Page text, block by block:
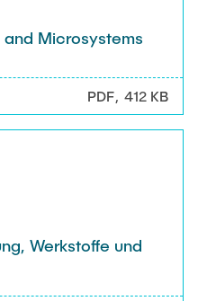
Microsystems
PDF 412 KB
Werkstoffe und